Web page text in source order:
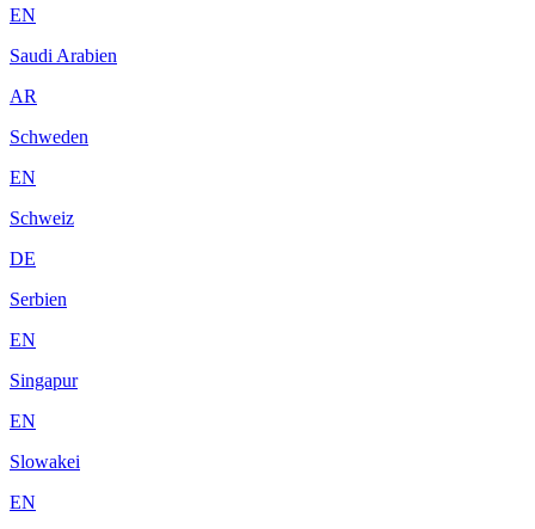
EN
Saudi Arabien
AR
Schweden
EN
Schweiz
DE
Serbien
EN
Singapur
EN
Slowakei
EN